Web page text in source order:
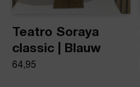
Teatro Soraya
classic | Blauw
64,95